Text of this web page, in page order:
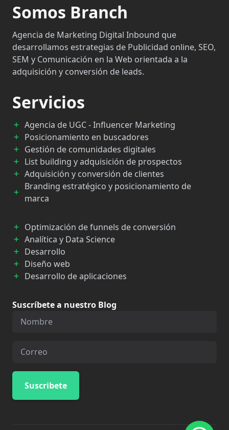
Somos Branch
Agencia de Marketing Digital Inbound que
desarrollamos estrategias de Publicidad online, SEO,
SEM y Comunicación en la Web orientada a la
adquisición y conversión de leads.
Servicios
Agencia de UGC - Influencer Marketing
Posicionamiento en buscadores
Gestión de comunidades digitales
List building y adquisición de prospectos
Adquisición y conversión de clientes
Branding estratégico y posicionamiento de
marca
Optimización de funnels de conversión
Analítica y Data Science
Desarrollo
Diseño web
Desarrollo de aplicaciones
Suscríbete a nuestro Blog